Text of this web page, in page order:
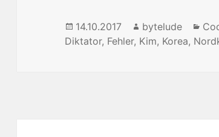
Posted
on
14.10.2017 Author
bytelude
Diktator, Fehler, Kim, Korea,